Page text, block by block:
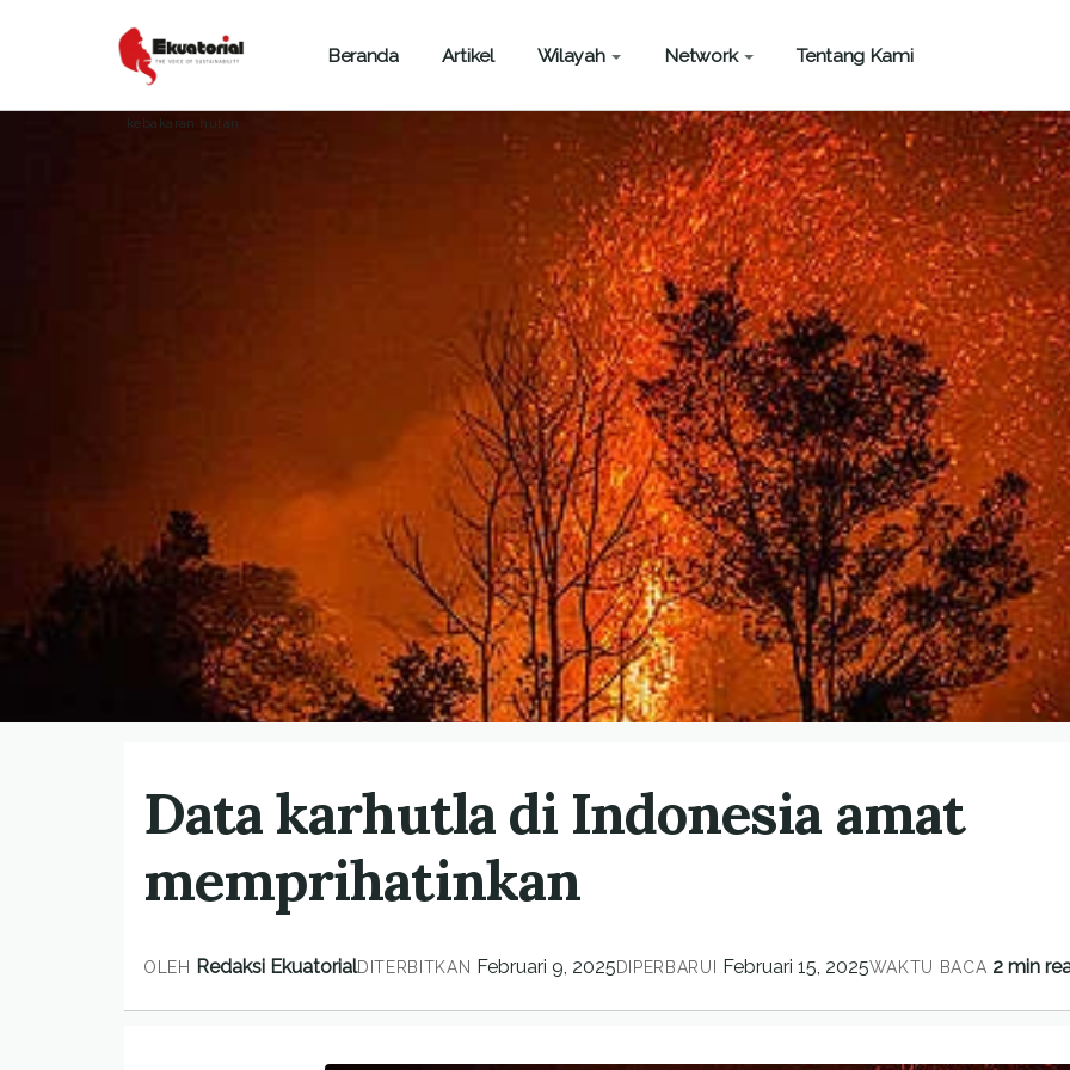
Beranda Artikel Wilayah Network Tentang Kami
ARTIKEL
kebakaran hutan
Data karhutla di Indonesia amat
memprihatinkan
OLEH Redaksi EkuatorialDITERBITKAN Februari 9, 2025DIPERBARUI Februari 15, 2025WAKTU BACA 2 min